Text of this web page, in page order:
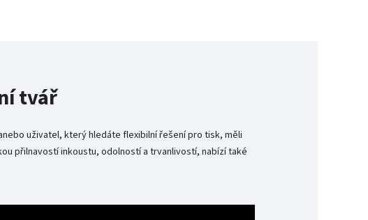
tvář
uživatel, který hledáte flexibilní řešení pro tisk, měli
přilnavostí inkoustu, odolností a trvanlivostí, nabízí také